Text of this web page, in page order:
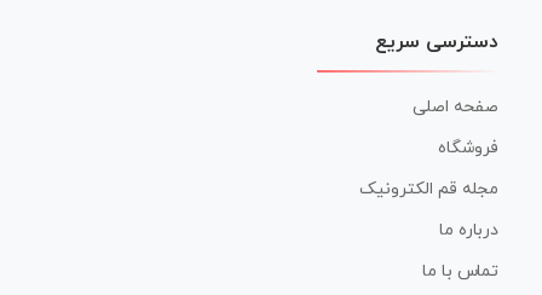
دسترسی سریع
صفحه اصلی
فروشگاه
مجله قم الکترونیک
درباره ما
تماس با ما